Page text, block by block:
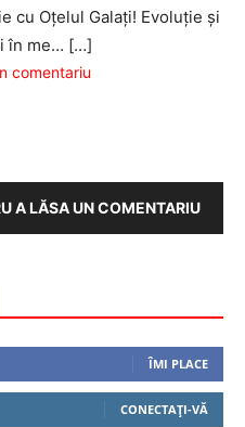
cu Oţelul Galaţi! Evoluţie şi
în me… […]
comentariu
A LĂSA UN COMENTARIU
ÎMI PLACE
CONECTAȚI-VĂ